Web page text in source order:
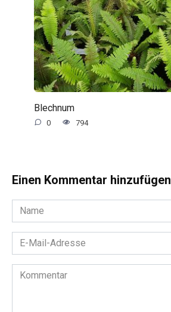
Blechnum
0 794
Einen Kommentar hinzufügen
Name
*
Mail-
Adresse
Kommentar